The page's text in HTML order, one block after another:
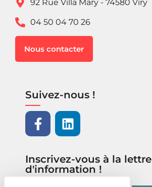
92 Rue Villa Mary - 74580 Viry
04 50 04 70 26
Nous contacter
Suivez-nous !
Inscrivez-vous à la lettre
d'information !